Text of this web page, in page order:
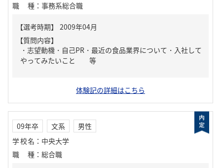
職種 ： 事務系総合職
【質問内容】
・志望動機・自己PR・最近の食品業界について・入社して
やってみたいこと 等
体験記の詳細はこちら
09年卒 文系
男性
学校名 ： 中央大学
職種 ： 総合職